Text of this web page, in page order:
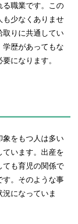
る職業です。この
も少なくありませ
りに共通してい
学歴があってもな
になります。
をもつ人は多い
います。出産を
ても育児の関係で
す。そのような事
になっていま